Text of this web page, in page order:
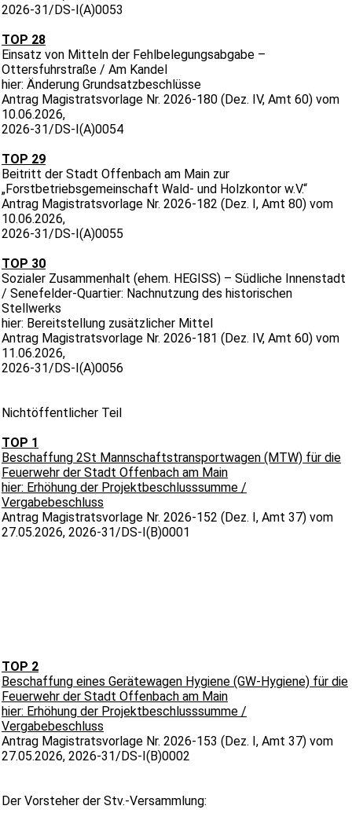
2026-31/DS-I(A)0053
TOP 28
Einsatz von Mitteln der Fehlbelegungsabgabe –
Ottersfuhrstraße / Am Kandel
hier: Änderung Grundsatzbeschlüsse
Antrag Magistratsvorlage Nr. 2026-180 (Dez. IV, Amt 60) vom
10.06.2026,
2026-31/DS-I(A)0054
TOP 29
Beitritt der Stadt Offenbach am Main zur
„Forstbetriebsgemeinschaft Wald- und Holzkontor w.V.“
Antrag Magistratsvorlage Nr. 2026-182 (Dez. I, Amt 80) vom
10.06.2026,
2026-31/DS-I(A)0055
TOP 30
Sozialer Zusammenhalt (ehem. HEGISS) – Südliche Innenstadt
/ Senefelder-Quartier: Nachnutzung des historischen
Stellwerks
hier: Bereitstellung zusätzlicher Mittel
Antrag Magistratsvorlage Nr. 2026-181 (Dez. IV, Amt 60) vom
11.06.2026,
2026-31/DS-I(A)0056
Nichtöffentlicher Teil
TOP 1
Beschaffung 2St Mannschaftstransportwagen (MTW) für die
Feuerwehr der Stadt Offenbach am Main
hier: Erhöhung der Projektbeschlusssumme /
Vergabebeschluss
Antrag Magistratsvorlage Nr. 2026-152 (Dez. I, Amt 37) vom
27.05.2026, 2026-31/DS-I(B)0001
TOP 2
Beschaffung eines Gerätewagen Hygiene (GW-Hygiene) für die
Feuerwehr der Stadt Offenbach am Main
hier: Erhöhung der Projektbeschlusssumme /
Vergabebeschluss
Antrag Magistratsvorlage Nr. 2026-153 (Dez. I, Amt 37) vom
27.05.2026, 2026-31/DS-I(B)0002
Der Vorsteher der Stv.-Versammlung: